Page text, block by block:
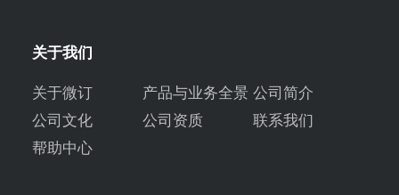
关于我们
关于微订 产品与业务全景 公司简介
公司文化
公司资质
联系我们
帮助中心